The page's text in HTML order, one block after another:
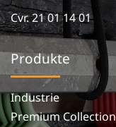
Cvr. 21 01 14 01
Produkte
Industrie
Premium Collection